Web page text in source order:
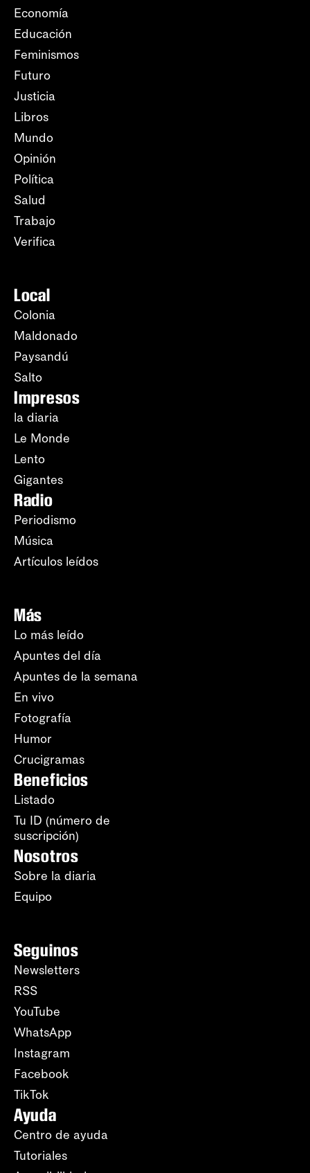
Economía
Educación
Feminismos
Futuro
Justicia
Libros
Mundo
Opinión
Política
Salud
Trabajo
Verifica
Local
Colonia
Maldonado
Paysandú
Salto
Impresos
la diaria
Le Monde
Lento
Gigantes
Radio
Periodismo
Música
Artículos leídos
Más
Lo más leído
Apuntes del día
Apuntes de la semana
En vivo
Fotografía
Humor
Crucigramas
Beneficios
Listado
Tu ID (número de
suscripción)
Nosotros
Sobre la diaria
Equipo
Seguinos
Newsletters
RSS
YouTube
WhatsApp
Instagram
Facebook
TikTok
Ayuda
Centro de ayuda
Tutoriales